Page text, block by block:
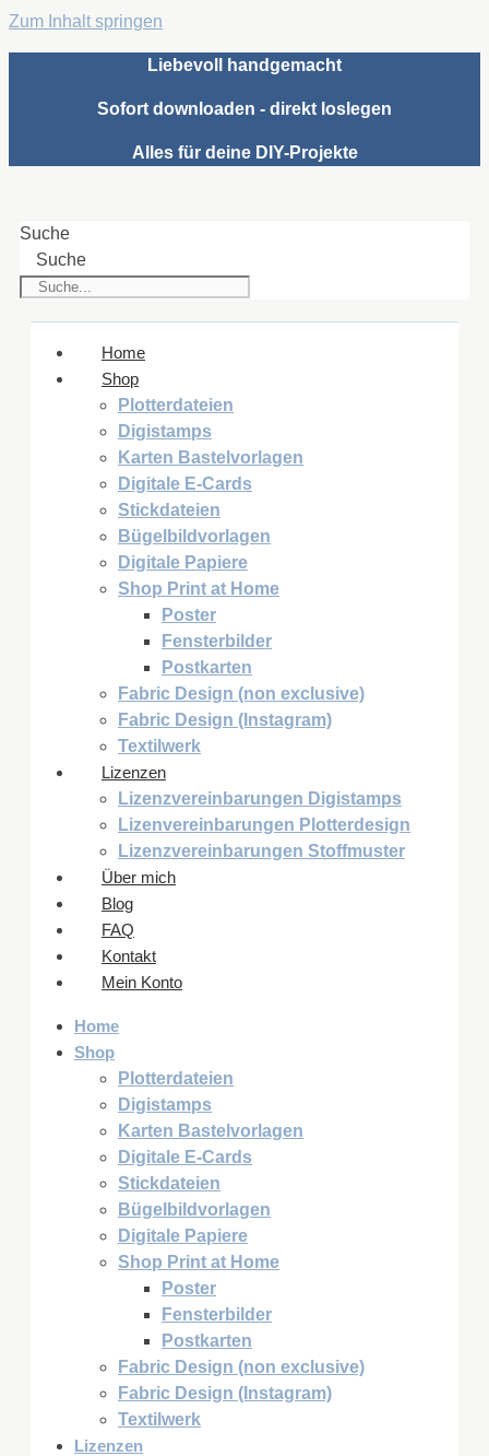
Zum Inhalt springen
Liebevoll handgemacht
Sofort downloaden - direkt loslegen
Alles für deine DIY-Projekte
Suche
Suche
Home
Shop
Plotterdateien
Digistamps
Karten Bastelvorlagen
Digitale E-Cards
Stickdateien
Bügelbildvorlagen
Digitale Papiere
Shop Print at Home
Poster
Fensterbilder
Postkarten
Fabric Design (non exclusive)
Fabric Design (Instagram)
Textilwerk
Lizenzen
Lizenzvereinbarungen Digistamps
Lizenvereinbarungen Plotterdesign
Lizenzvereinbarungen Stoffmuster
Über mich
Blog
FAQ
Kontakt
Mein Konto
Home
Shop
Plotterdateien
Digistamps
Karten Bastelvorlagen
Digitale E-Cards
Stickdateien
Bügelbildvorlagen
Digitale Papiere
Shop Print at Home
Poster
Fensterbilder
Postkarten
Fabric Design (non exclusive)
Fabric Design (Instagram)
Textilwerk
Lizenzen